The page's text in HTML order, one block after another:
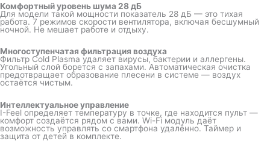
Комфортный уровень шума 28 дБ
Для модели такой мощности показатель 28 дБ — это тихая
работа. 7 режимов скорости вентилятора, включая бесшумный
ночной. Не мешает работе и отдыху.
Многоступенчатая фильтрация воздуха
Фильтр Cold Plasma удаляет вирусы, бактерии и аллергены.
Угольный слой борется с запахами. Автоматическая очистка
предотвращает образование плесени в системе — воздух
остаётся чистым.
Интеллектуальное управление
I-Feel определяет температуру в точке, где находится пульт —
комфорт создаётся рядом с вами. Wi-Fi модуль даёт
возможность управлять со смартфона удалённо. Таймер и
защита от детей в комплекте.